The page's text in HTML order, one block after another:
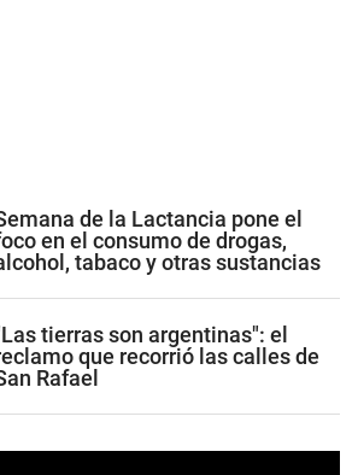
de la Lactancia pone el
en el consumo de drogas,
tabaco y otras sustancias
tierras son argentinas": el
que recorrió las calles de
Rafael